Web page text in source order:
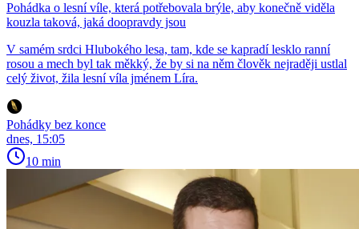
Pohádka o lesní víle, která potřebovala brýle, aby konečně viděla
kouzla taková, jaká doopravdy jsou
V samém srdci Hlubokého lesa, tam, kde se kapradí lesklo ranní
rosou a mech byl tak měkký, že by si na něm člověk nejraději ustlal
celý život, žila lesní víla jménem Líra.
Pohádky bez konce
dnes, 15:05
10 min